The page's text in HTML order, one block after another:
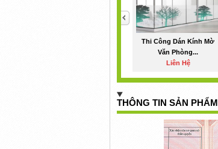
Thi Công Dán Kính Mờ
Văn Phòng...
Liên Hệ
THÔNG TIN SẢN PHẨM